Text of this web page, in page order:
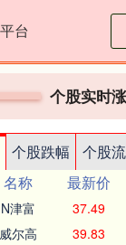
台
个股实时
个股跌幅 个股
名称 最新价
N津富 37.49
威尔高 39.83